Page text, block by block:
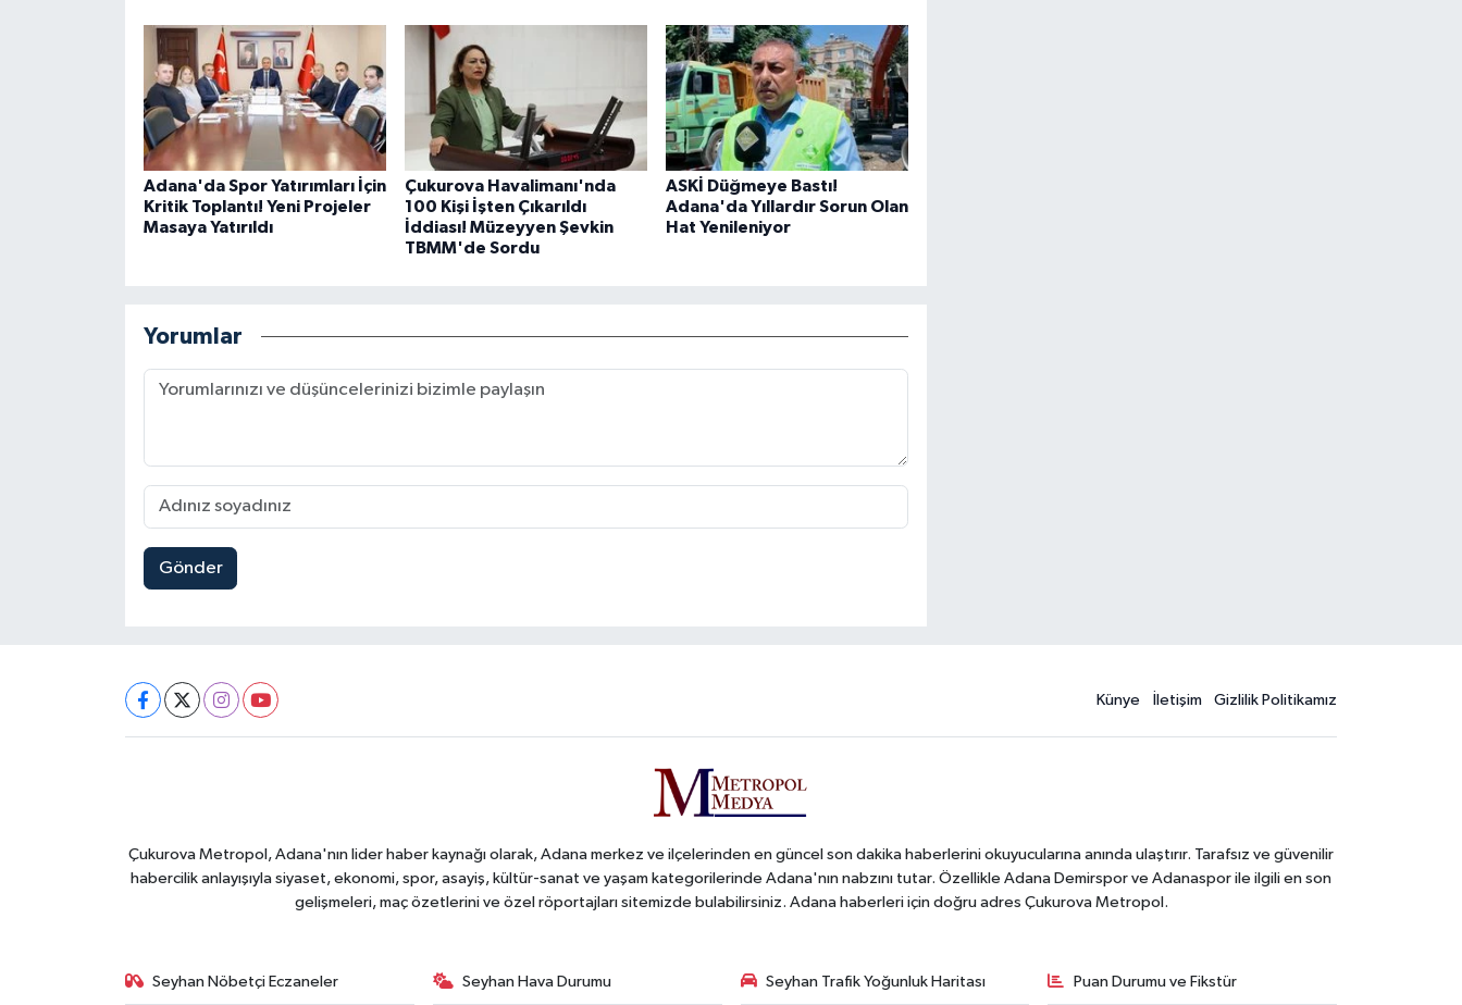
Adana'da Spor Yatırımları İçin
Kritik Toplantı! Yeni Projeler
Masaya Yatırıldı
Çukurova Havalimanı'nda
100 Kişi İşten Çıkarıldı
İddiası! Müzeyyen Şevkin
TBMM'de Sordu
ASKİ Düğmeye Bastı!
Adana'da Yıllardır Sorun Olan
Hat Yenileniyor
Yorumlar
Gönder
Künye İletişim Gizlilik Politikamız
Çukurova Metropol, Adana'nın lider haber kaynağı olarak, Adana merkez ve ilçelerinden en güncel son dakika haberlerini okuyucularına anında ulaştırır. Tarafsız ve güvenilir
habercilik anlayışıyla siyaset, ekonomi, spor, asayiş, kültür-sanat ve yaşam kategorilerinde Adana'nın nabzını tutar. Özellikle Adana Demirspor ve Adanaspor ile ilgili en son
gelişmeleri, maç özetlerini ve özel röportajları sitemizde bulabilirsiniz. Adana haberleri için doğru adres Çukurova Metropol.
Seyhan Nöbetçi Eczaneler Seyhan Hava Durumu Seyhan Trafik Yoğunluk Haritası Puan Durumu ve Fikstür